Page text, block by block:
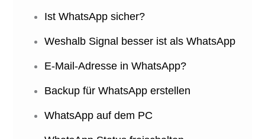
Ist WhatsApp sicher?
Weshalb Signal besser ist als WhatsApp
E-Mail-Adresse in WhatsApp?
Backup für WhatsApp erstellen
WhatsApp auf dem PC